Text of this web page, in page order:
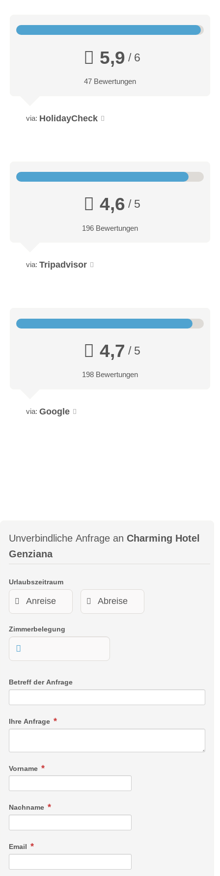
5,9 / 6
47 Bewertungen
via: HolidayCheck
4,6 / 5
196 Bewertungen
via: Tripadvisor
4,7 / 5
198 Bewertungen
via: Google
Unverbindliche Anfrage an Charming Hotel
Genziana
Urlaubszeitraum
Zimmerbelegung
Betreff der Anfrage
Ihre Anfrage
Vorname
Nachname
Email